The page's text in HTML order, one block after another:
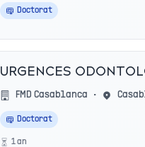
Doctorat
URGENCES
FMD Casablanca •
Doctorat
1an